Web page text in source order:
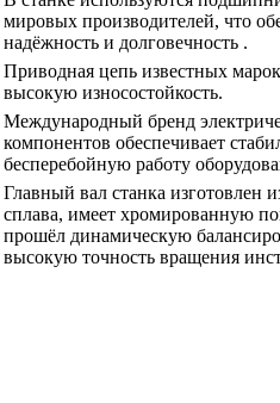
мировых производителей, что
надёжность и долговечность .
Приводная цепь известных
высокую износостойкость.
Международный бренд
компонентов обеспечивает
бесперебойную работу
Главный вал станка изготовлен
сплава, имеет хромированную
прошёл динамическую
высокую точность вращения